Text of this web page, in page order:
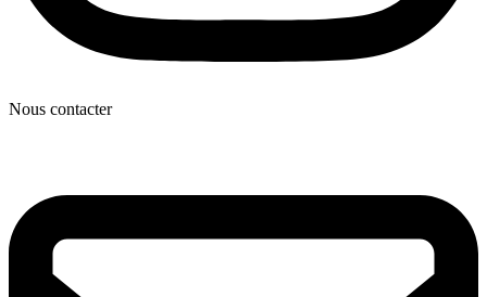
Nous contacter